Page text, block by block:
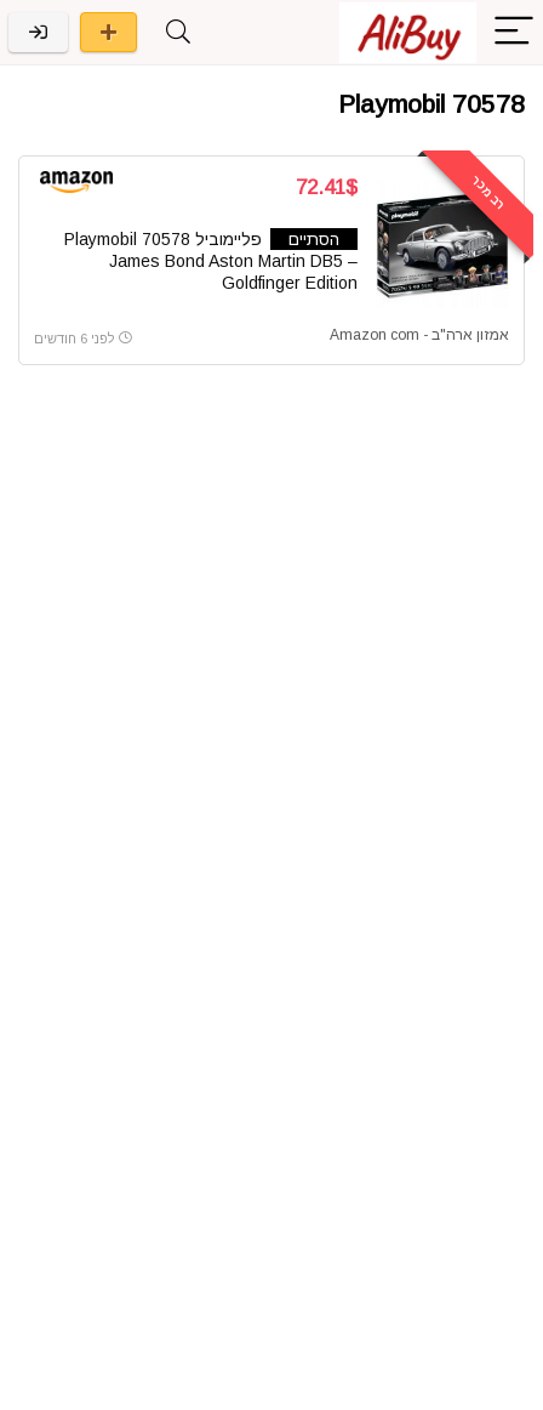
Playmobil 70578
רב מכר 72.41$
הסתיים
פליימוביל 70578 Playmobil
James Bond Aston Martin DB5 –
Goldfinger Edition
אמזון ארה"ב - Amazon com לפני 6 חודשים